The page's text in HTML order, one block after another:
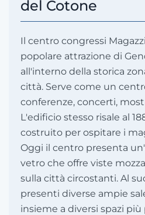
del Cotone
Il centro congressi
popolare attrazione di
all'interno della storica
città. Serve come un
conferenze, concerti,
L'edificio stesso risale al
costruito per ospitare i
Oggi il centro presenta
vetro che offre viste
sulla città circostanti. Al
presenti diverse ampie
insieme a diversi spazi